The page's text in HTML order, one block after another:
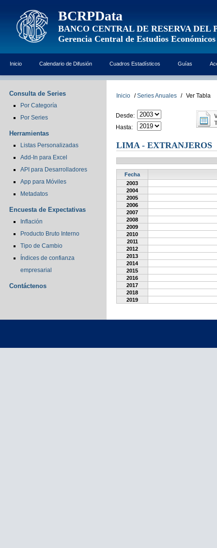
BCRPData
BANCO CENTRAL DE RESERVA DEL
Gerencia Central de Estudios Económicos
Inicio Calendario de Difusión Cuadros Estadísticos Guías
Consulta de Series
Por Categoría
Por Series
Herramientas
Listas Personalizadas
Add-In para Excel
API para Desarrolladores
App para Móviles
Metadatos
Encuesta de Expectativas
Inflación
Producto Bruto Interno
Tipo de Cambio
Índices de confianza
empresarial
Contáctenos
Inicio / Series Anuales / Ver Tabla
Desde:
Hasta:
LIMA - EXTRANJEROS
Fecha
2003
2004
2005
2006
2007
2008
2009
2010
2011
2012
2013
2014
2015
2016
2017
2018
2019